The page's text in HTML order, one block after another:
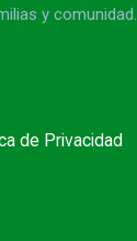
y comunidad.
de Privacidad